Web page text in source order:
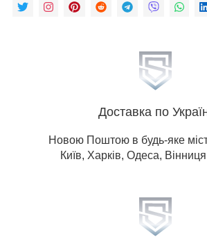
Доставка по
Новою Поштою в будь-яке
Київ, Харків, Одеса,
обл, Львів, Миколаїв,
Суми, Тернопіль, Ужгород,
Хмельницький, Черкаси,